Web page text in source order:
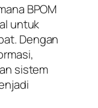
BPOM
untuk
Dengan
sistem